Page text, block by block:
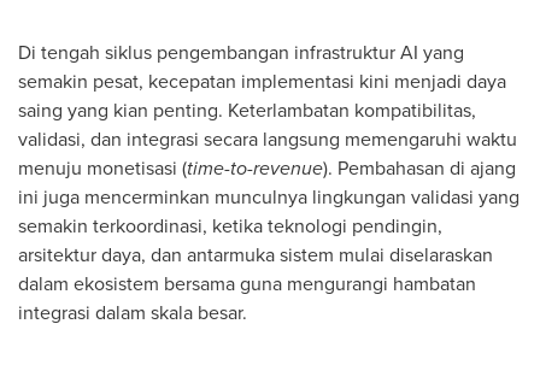
Di tengah siklus pengembangan infrastruktur AI yang
semakin pesat, kecepatan implementasi kini menjadi daya
saing yang kian penting. Keterlambatan kompatibilitas,
validasi, dan integrasi secara langsung memengaruhi waktu
menuju monetisasi (time-to-revenue). Pembahasan di ajang
ini juga mencerminkan munculnya lingkungan validasi yang
semakin terkoordinasi, ketika teknologi pendingin,
arsitektur daya, dan antarmuka sistem mulai diselaraskan
dalam ekosistem bersama guna mengurangi hambatan
integrasi dalam skala besar.